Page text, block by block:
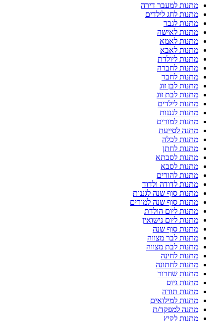
מתנות למעבר דירה
מתנות לחג לילדים
מתנות לגבר
מתנות לאישה
מתנות לאמא
מתנות לאבא
מתנות ליולדת
מתנות לחברה
מתנות לחבר
מתנות לבן זוג
מתנות לבת זוג
מתנות לילדים
מתנות לגננות
מתנות למורים
מתנה לסייעת
מתנות לכלה
מתנות לחתן
מתנות לסבתא
מתנות לסבא
מתנות להורים
מתנות לדודה ולדוד
מתנות סוף שנה לגננות
מתנות סוף שנה למורים
מתנות ליום הולדת
מתנות ליום נישואין
מתנות סוף שנה
מתנות לבר מצווה
מתנות לבת מצווה
מתנות לחינה
מתנות לחתונה
מתנות שחרור
מתנות גיוס
מתנות תודה
מתנות למילואים
מתנה למפקד/ת
מתנות לקיץ